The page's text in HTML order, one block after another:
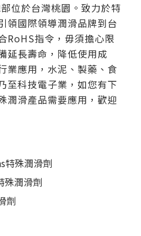
位於台灣桃園。致力於特
領國際領導潤滑品牌到台
RoHS指令，毋須擔心限
延長壽命，降低使用成
業應用，水泥、製藥、食
至科技電子業，如您有下
潤滑產品需要應用，歡迎
特殊潤滑劑
殊潤滑劑
劑